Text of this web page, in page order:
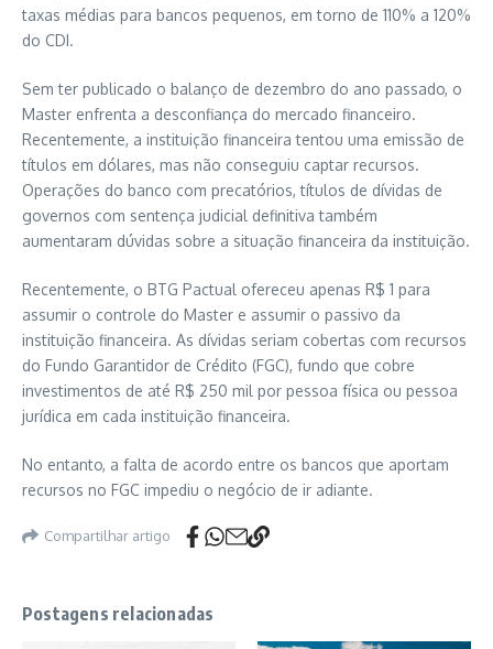
taxas médias para bancos pequenos, em torno de 110% a 120%
do CDI.
Sem ter publicado o balanço de dezembro do ano passado, o
Master enfrenta a desconfiança do mercado financeiro.
Recentemente, a instituição financeira tentou uma emissão de
títulos em dólares, mas não conseguiu captar recursos.
Operações do banco com precatórios, títulos de dívidas de
governos com sentença judicial definitiva também
aumentaram dúvidas sobre a situação financeira da instituição.
Recentemente, o BTG Pactual ofereceu apenas R$ 1 para
assumir o controle do Master e assumir o passivo da
instituição financeira. As dívidas seriam cobertas com recursos
do Fundo Garantidor de Crédito (FGC), fundo que cobre
investimentos de até R$ 250 mil por pessoa física ou pessoa
jurídica em cada instituição financeira.
No entanto, a falta de acordo entre os bancos que aportam
recursos no FGC impediu o negócio de ir adiante.
Compartilhar artigo
Postagens relacionadas